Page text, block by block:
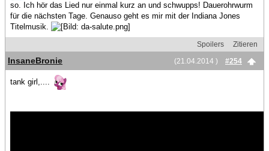
so. Ich hör das Lied nur einmal kurz an und schwupps! Dauerohrwurm
für die nächsten Tage. Genauso geht es mir mit der Indiana Jones
Titelmusik.
Spoilers
Zitieren
(21.04.2014 )
#254
InsaneBronie
tank girl,....